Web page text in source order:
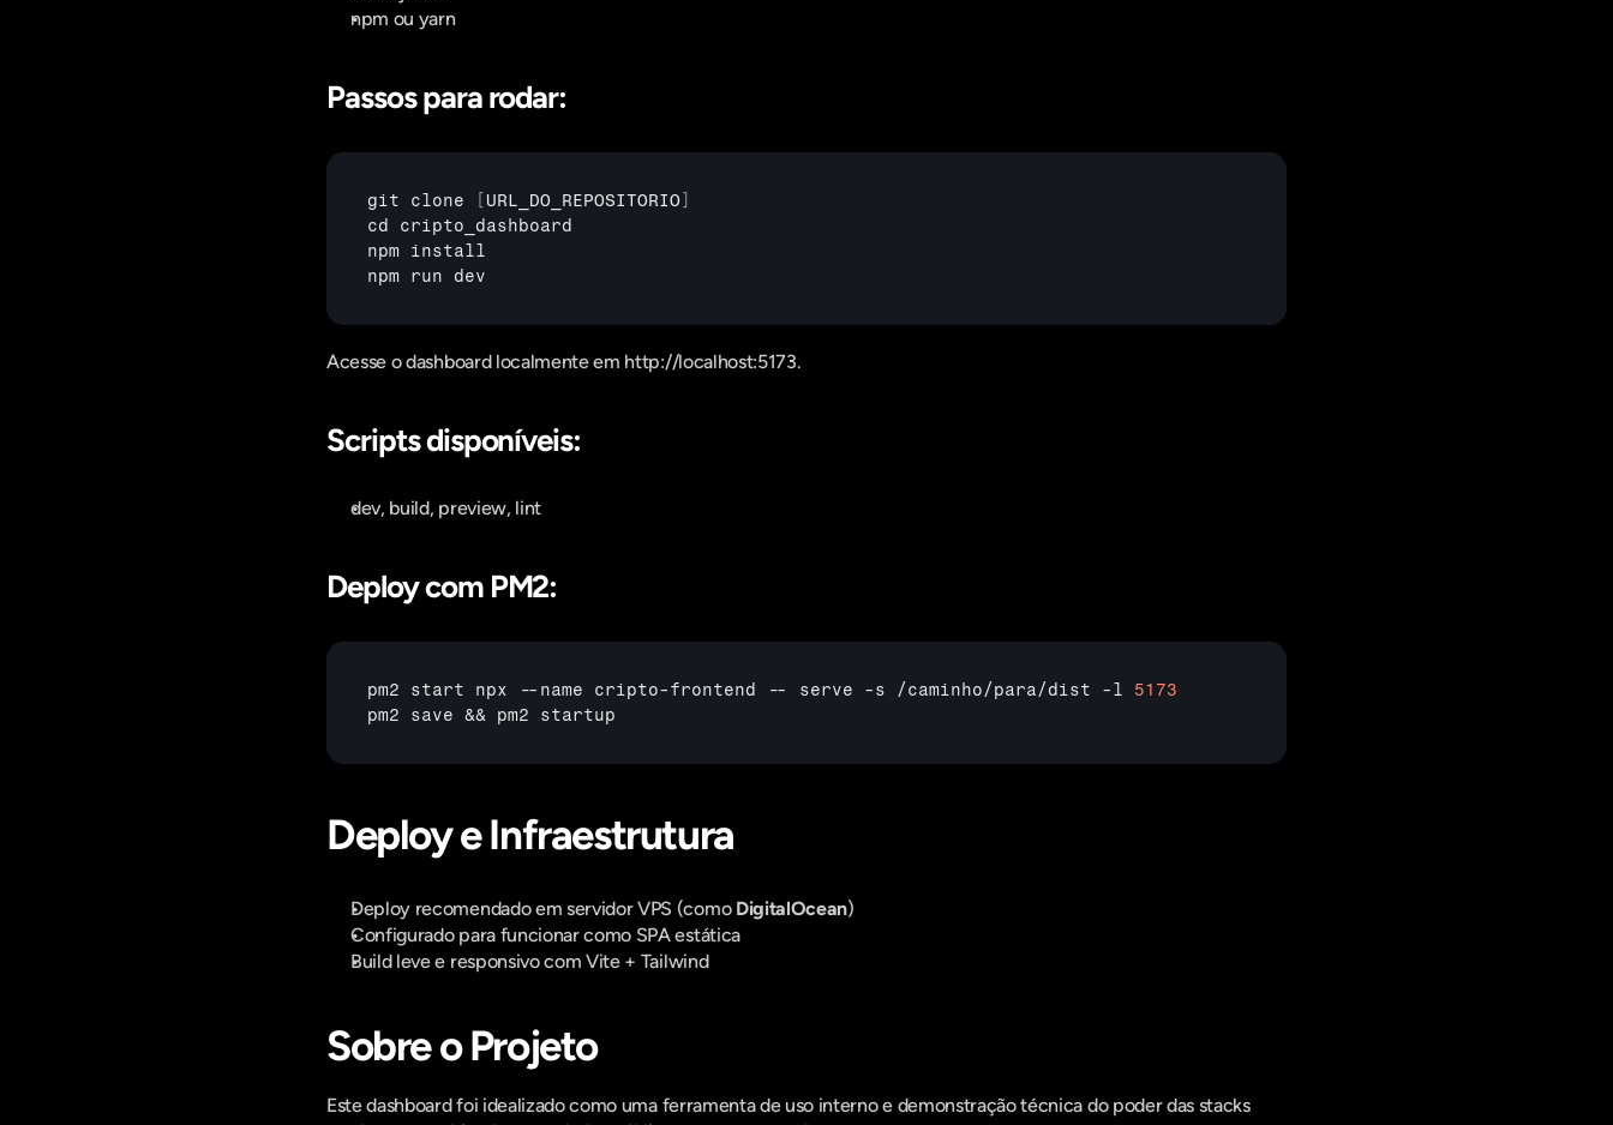
npm ou yarn
Passos para rodar:
git clone URL_DO_REPOSITORIO
cd cripto_dashboard
npm install
npm run dev
Acesse o dashboard localmente em http://localhost:5173.
Scripts disponíveis:
dev, build, preview, lint
Deploy com PM2:
pm2 start npx -- name cripto-frontend -- serve -s /caminho/para/dist -l 5173
pm2 save && pm2 startup
Deploy e Infraestrutura
Deploy recomendado em servidor VPS (como DigitalOcean)
Configurado para funcionar como SPA estática
Build leve e responsivo com Vite + Tailwind
Sobre o Projeto
Este dashboard foi idealizado como uma ferramenta de uso interno e demonstração técnica do poder das stacks